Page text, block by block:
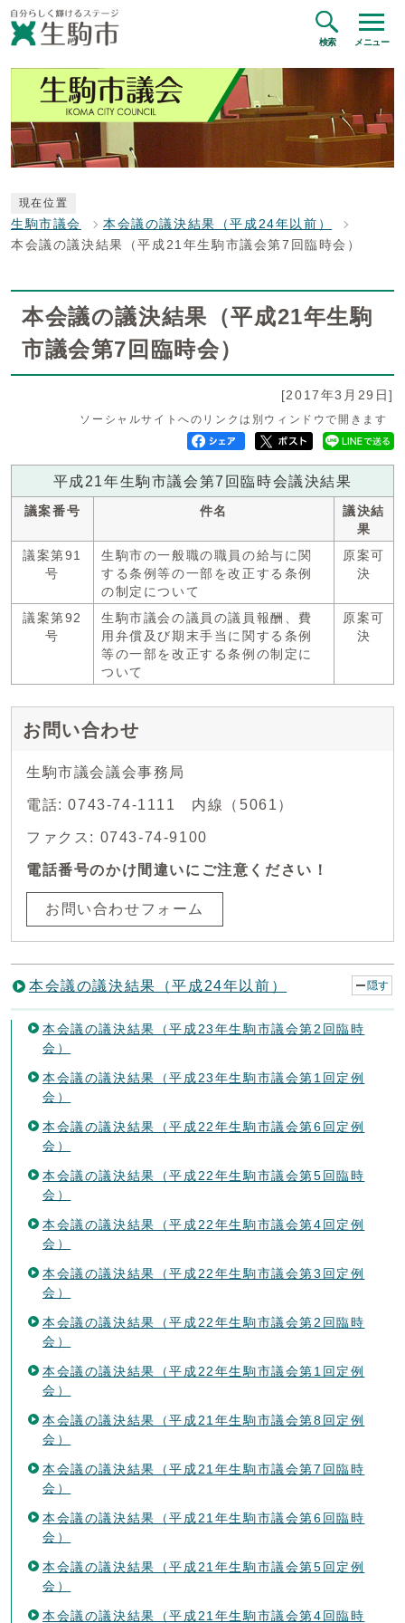
検索 メニュー
現在位置
生駒市議会
本会議の議決結果（平成24年以前）
本会議の議決結果（平成21年生駒市議会第7回臨時会）
本会議の議決結果（平成21年生駒
市議会第7回臨時会）
[2017年3月29日]
ソーシャルサイトへのリンクは別ウィンドウで開きます
平成21年生駒市議会第7回臨時会議決結果
議案番号 件名
議決結
果
議案第91
号
生駒市の一般職の職員の給与に関
する条例等の一部を改正する条例
の制定について
原案可
決
議案第92
号
生駒市議会の議員の議員報酬、費
用弁償及び期末手当に関する条例
等の一部を改正する条例の制定に
ついて
原案可
決
お問い合わせ
生駒市議会議会事務局
電話: 0743-74-1111 内線（5061）
ファクス: 0743-74-9100
電話番号のかけ間違いにご注意ください！
お問い合わせフォーム
本会議の議決結果（平成24年以前） 隠す
本会議の議決結果（平成23年生駒市議会第2回臨時
会）
本会議の議決結果（平成23年生駒市議会第1回定例
会）
本会議の議決結果（平成22年生駒市議会第6回定例
会）
本会議の議決結果（平成22年生駒市議会第5回臨時
会）
本会議の議決結果（平成22年生駒市議会第4回定例
会）
本会議の議決結果（平成22年生駒市議会第3回定例
会）
本会議の議決結果（平成22年生駒市議会第2回臨時
会）
本会議の議決結果（平成22年生駒市議会第1回定例
会）
本会議の議決結果（平成21年生駒市議会第8回定例
会）
本会議の議決結果（平成21年生駒市議会第7回臨時
会）
本会議の議決結果（平成21年生駒市議会第6回臨時
会）
本会議の議決結果（平成21年生駒市議会第5回定例
会）
本会議の議決結果（平成21年生駒市議会第4回臨時